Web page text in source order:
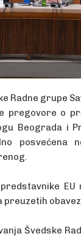
Radne grupe
pregovore o
Beograda i
posvećena
EU
preuzetih
Švedske